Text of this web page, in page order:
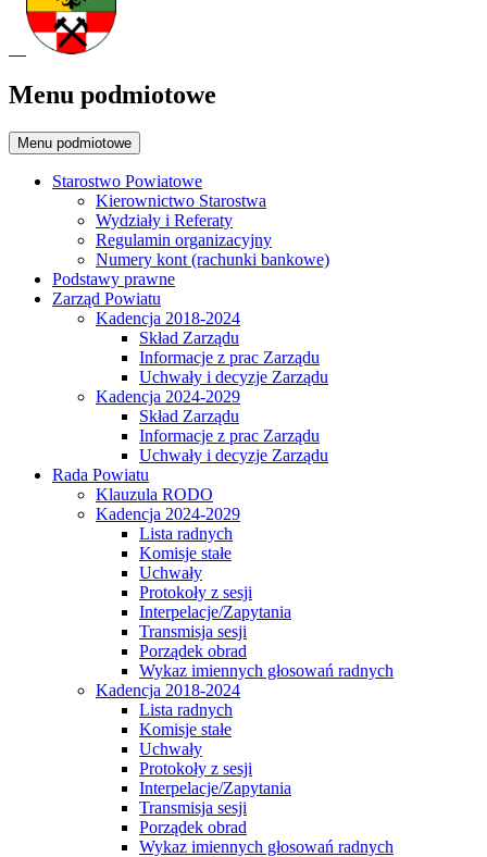
Menu podmiotowe
Menu podmiotowe
Starostwo Powiatowe
Kierownictwo Starostwa
Wydziały i Referaty
Regulamin organizacyjny
Numery kont (rachunki bankowe)
Podstawy prawne
Zarząd Powiatu
Kadencja 2018-2024
Skład Zarządu
Informacje z prac Zarządu
Uchwały i decyzje Zarządu
Kadencja 2024-2029
Skład Zarządu
Informacje z prac Zarządu
Uchwały i decyzje Zarządu
Rada Powiatu
Klauzula RODO
Kadencja 2024-2029
Lista radnych
Komisje stałe
Uchwały
Protokoły z sesji
Interpelacje/Zapytania
Transmisja sesji
Porządek obrad
Wykaz imiennych głosowań radnych
Kadencja 2018-2024
Lista radnych
Komisje stałe
Uchwały
Protokoły z sesji
Interpelacje/Zapytania
Transmisja sesji
Porządek obrad
Wykaz imiennych głosowań radnych